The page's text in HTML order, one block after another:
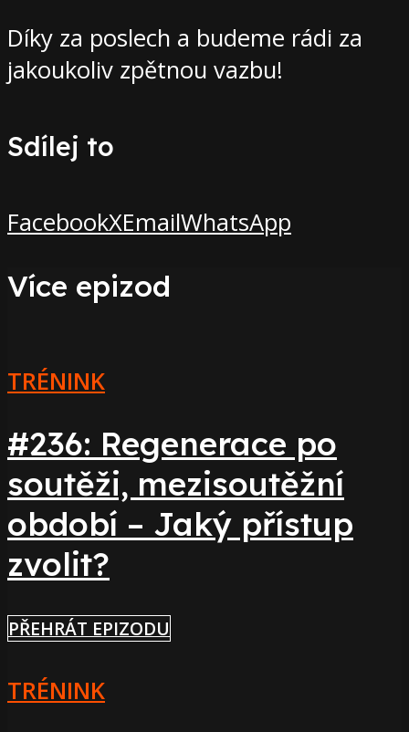
Díky za poslech a budeme rádi za
jakoukoliv zpětnou vazbu!
Sdílej to
FacebookXEmailWhatsApp
Více epizod
TRÉNINK
#236: Regenerace po
soutěži, mezisoutěžní
období – Jaký přístup
zvolit?
PŘEHRÁT EPIZODU
TRÉNINK